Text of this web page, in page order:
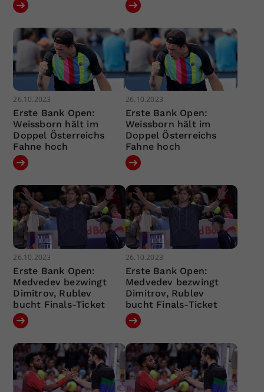
26.10.2023
Erste Bank Open:
Weissborn hält im
Doppel Österreichs
Fahne hoch
26.10.2023
Erste Bank Open:
Weissborn hält im
Doppel Österreichs
Fahne hoch
26.10.2023
Erste Bank Open:
Medvedev bezwingt
Dimitrov, Rublev
bucht Finals-Ticket
26.10.2023
Erste Bank Open:
Medvedev bezwingt
Dimitrov, Rublev
bucht Finals-Ticket